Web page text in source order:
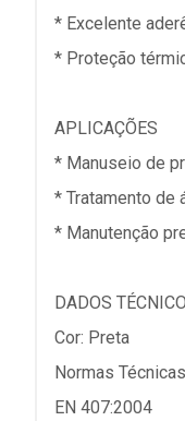
* Excelente
* Proteção
APLICAÇÕES
* Manuseio de
* Tratamento de
* Manutenção
DADOS
Cor: Preta
Normas
EN 407:2004